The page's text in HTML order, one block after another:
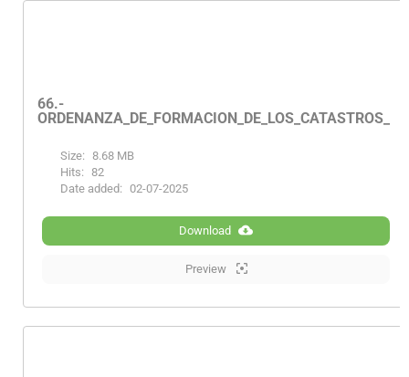
66.-
Size: 8.68 MB
Hits: 82
Date added: 02-07-2025
Download
Preview